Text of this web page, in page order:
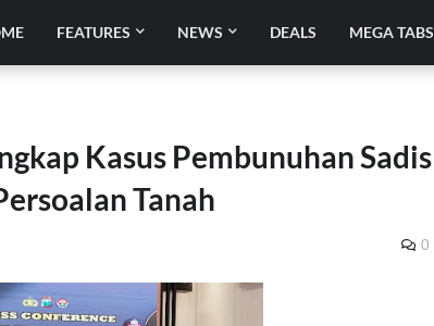
FEATURES NEWS DEALS MEGA TABS
Kasus Pembunuhan Sadis
Tanah
0